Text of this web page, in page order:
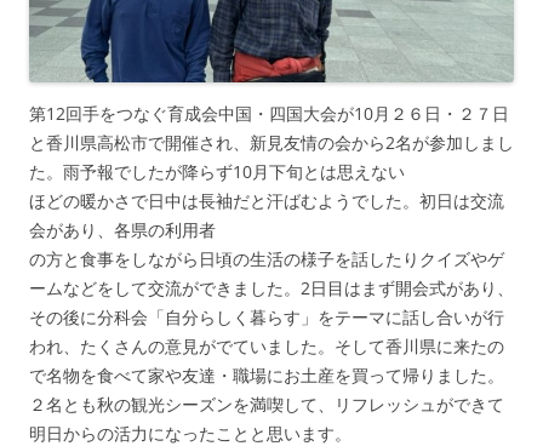
第12回手をつなぐ育成会中国・四国大会が10月２６日・２７日
と香川県高松市で開催され、新見友情の会から2名が参加しまし
た。雨予報でしたが降らず10月下旬とは思えない
ほどの暖かさで日中は長袖だと汗ばむようでした。初日は交流
会があり、各県の利用者
の方と食事をしながら日頃の生活の様子を話したりクイズやゲ
ームなどをして交流ができました。2日目はまず開会式があり、
その後に分科会「自分らしく暮らす」をテーマに話し合いが行
われ、たくさんの意見がでていました。そして香川県に来たの
で名物を食べて家や友達・職場にお土産を買って帰りました。
２名とも秋の観光シーズンを満喫して、リフレッシュができて
明日からの活力になったことと思います。